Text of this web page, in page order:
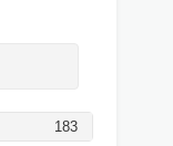
183